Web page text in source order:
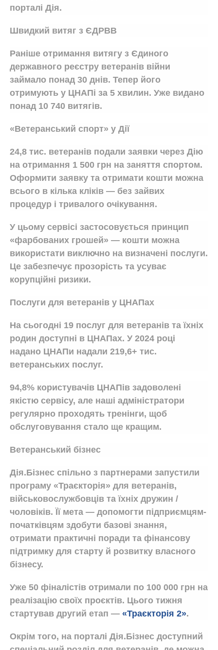
порталі Дія.
Швидкий витяг з ЄДРВВ
Раніше отримання витягу з Єдиного
державного реєстру ветеранів війни
займало понад 30 днів. Тепер його
отримують у ЦНАПі за 5 хвилин. Уже видано
понад 10 740 витягів.
«Ветеранський спорт» у Дії
24,8 тис. ветеранів подали заявки через Дію
на отримання 1 500 грн на заняття спортом.
Оформити заявку та отримати кошти можна
всього в кілька кліків — без зайвих
процедур і тривалого очікування.
У цьому сервісі застосовується принцип
«фарбованих грошей» — кошти можна
використати виключно на визначені послуги.
Це забезпечує прозорість та усуває
корупційні ризики.
Послуги для ветеранів у ЦНАПах
На сьогодні 19 послуг для ветеранів та їхніх
родин доступні в ЦНАПах. У 2024 році
надано ЦНАПи надали 219,6+ тис.
ветеранських послуг.
94,8% користувачів ЦНАПів задоволені
якістю сервісу, але наші адміністратори
регулярно проходять тренінги, щоб
обслуговування стало ще кращим.
Ветеранський бізнес
Дія.Бізнес спільно з партнерами запустили
програму «Траєкторія» для ветеранів,
військовослужбовців та їхніх дружин /
чоловіків. Її мета — допомогти підприємцям-
початківцям здобути базові знання,
отримати практичні поради та фінансову
підтримку для старту й розвитку власного
бізнесу.
Уже 50 фіналістів отримали по 100 000 грн на
реалізацію своїх проєктів. Цього тижня
стартував другий етап — «Траєкторія 2».
Окрім того, на порталі Дія.Бізнес доступний